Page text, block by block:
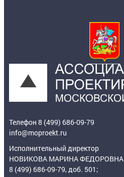
Телефон 8 (499) 686-09-79
info@moproekt.ru
Исполнительный директор
НОВИКОВА МАРИНА ФЕДОРОВНА
8 (499) 686-09-79, доб. 501;